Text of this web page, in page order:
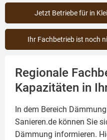
Jetzt Betriebe für in
Ihr Fachbetrieb ist noch
Regionale
Kapazitäten in
In dem Bereich
Sanieren.de können Sie
Dämmung informieren.